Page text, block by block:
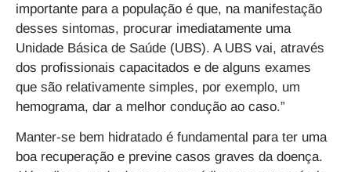
importante para a população é que, na manifestação
desses sintomas, procurar imediatamente uma
Unidade Básica de Saúde (UBS). A UBS vai, através
dos profissionais capacitados e de alguns exames
que são relativamente simples, por exemplo, um
hemograma, dar a melhor condução ao caso.”
Manter-se bem hidratado é fundamental para ter uma
boa recuperação e previne casos graves da doença.